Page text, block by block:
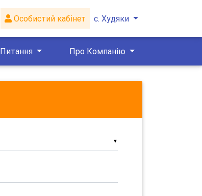
Особистий кабінет с. Худяки
Питання Про Компанію
▼